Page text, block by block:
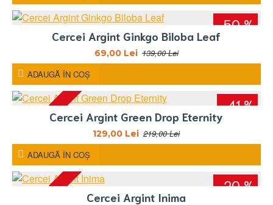
-50 %
Cercei Argint Ginkgo Biloba Leaf
69,00 Lei 139,00 Lei
ADAUGĂ ÎN COŞ
-41 %
Cercei Argint Green Drop Eternity
129,00 Lei 219,00 Lei
ADAUGĂ ÎN COŞ
-20 %
Cercei Argint Inima